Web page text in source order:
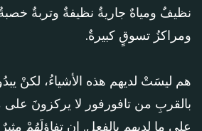
نظيفٌ ومياهٌ جاريةٌ نظيفةٌ وتربةٌ
ومراكزُ تسوقٍ كبيرةٌ.
هم ليسَتْ لديهم هذه الأشياءُ، لكنْ
بالقربِ من تافورفور لا يركزونَ على
على ما لديهم بالفعلِ. إن تفاؤلَهُمْ